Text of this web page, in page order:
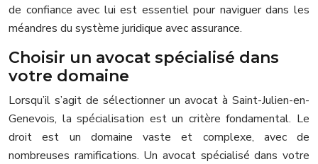
de confiance avec lui est essentiel pour naviguer dans les
méandres du système juridique avec assurance.
Choisir un avocat spécialisé dans
votre domaine
Lorsqu’il s’agit de sélectionner un avocat à Saint-Julien-en-
Genevois, la spécialisation est un critère fondamental. Le
droit est un domaine vaste et complexe, avec de
nombreuses ramifications. Un avocat spécialisé dans votre